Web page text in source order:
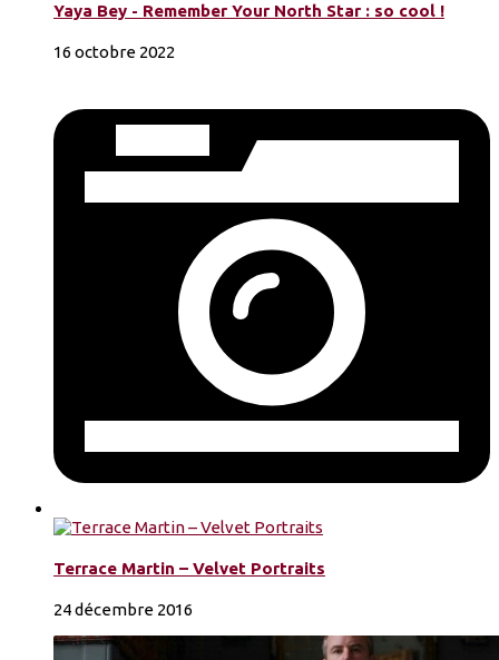
Yaya Bey - Remember Your North Star : so cool !
16 octobre 2022
Terrace Martin – Velvet Portraits
24 décembre 2016